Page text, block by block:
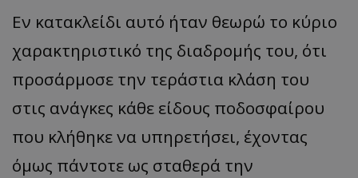
Εν κατακλείδι αυτό ήταν θεωρώ το κύριο
χαρακτηριστικό της διαδρομής του, ότι
προσάρμοσε την τεράστια κλάση του
στις ανάγκες κάθε είδους ποδοσφαίρου
που κλήθηκε να υπηρετήσει, έχοντας
όμως πάντοτε ως σταθερά την